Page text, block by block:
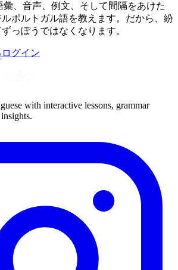
彙、音声、例文、そして間隔をあけた
ポルトガル語を教えます。だから、紛
っぽうではなくなります。
ログイン
with interactive lessons, grammar